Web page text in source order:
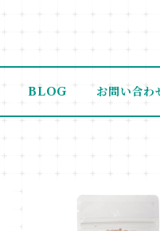
BLOG お問い合わ